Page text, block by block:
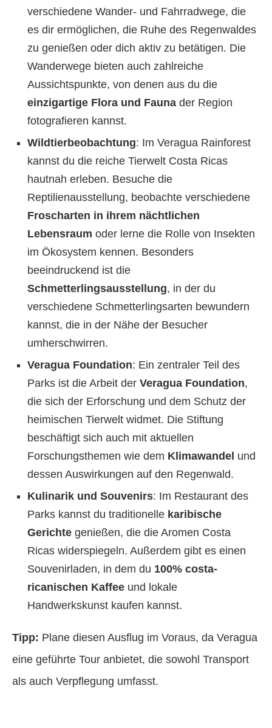
verschiedene Wander- und Fahrradwege, die
es dir ermöglichen, die Ruhe des Regenwaldes
zu genießen oder dich aktiv zu betätigen. Die
Wanderwege bieten auch zahlreiche
Aussichtspunkte, von denen aus du die
einzigartige Flora und Fauna der Region
fotografieren kannst.
Wildtierbeobachtung: Im Veragua Rainforest
kannst du die reiche Tierwelt Costa Ricas
hautnah erleben. Besuche die
Reptilienausstellung, beobachte verschiedene
Froscharten in ihrem nächtlichen
Lebensraum oder lerne die Rolle von Insekten
im Ökosystem kennen. Besonders
beeindruckend ist die
Schmetterlingsausstellung, in der du
verschiedene Schmetterlingsarten bewundern
kannst, die in der Nähe der Besucher
umherschwirren.
Veragua Foundation: Ein zentraler Teil des
Parks ist die Arbeit der Veragua Foundation,
die sich der Erforschung und dem Schutz der
heimischen Tierwelt widmet. Die Stiftung
beschäftigt sich auch mit aktuellen
Forschungsthemen wie dem Klimawandel und
dessen Auswirkungen auf den Regenwald.
Kulinarik und Souvenirs: Im Restaurant des
Parks kannst du traditionelle karibische
Gerichte genießen, die die Aromen Costa
Ricas widerspiegeln. Außerdem gibt es einen
Souvenirladen, in dem du 100% costa-
ricanischen Kaffee und lokale
Handwerkskunst kaufen kannst.
Tipp: Plane diesen Ausflug im Voraus, da Veragua
eine geführte Tour anbietet, die sowohl Transport
als auch Verpflegung umfasst.